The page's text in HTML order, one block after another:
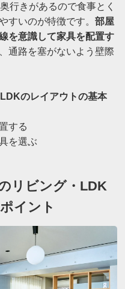
行きがあるので食事とく
すいのが特徴です。 部屋
を意識して家具を配置す
通路を塞がないよう壁際
のレイアウトの基本
する
を選ぶ
リビング・LDK
イント